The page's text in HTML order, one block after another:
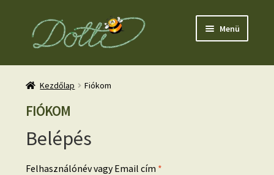
Ugrás
Kilépés
Menü
Kezdőlap Fiókom
FIÓKOM
Belépés
Felhasználónév vagy Email cím *Kötelező